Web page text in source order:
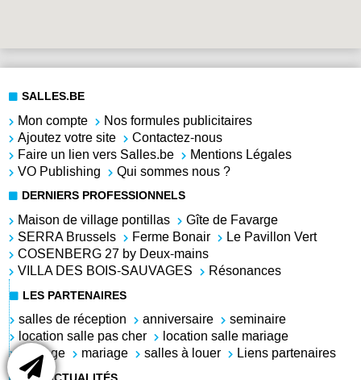
SALLES.BE
Mon compte
Nos formules publicitaires
Ajoutez votre site
Contactez-nous
Faire un lien vers Salles.be
Mentions Légales
VO Publishing
Qui sommes nous ?
DERNIERS PROFESSIONNELS
Maison de village pontillas
Gîte de Favarge
SERRA Brussels
Ferme Bonair
Le Pavillon Vert
COSENBERG 27 by Deux-mains
VILLA DES BOIS-SAUVAGES
Résonances
LES PARTENAIRES
salles de réception anniversaire
seminaire
location salle pas cher
location salle mariage
mariage
mariage salles à louer Liens partenaires